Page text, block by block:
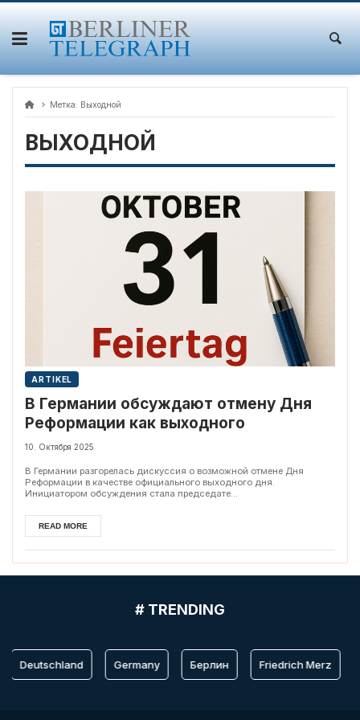
Skip
content
Метка: Выходной
ВЫХОДНОЙ
ARTIKEL
В Германии обсуждают отмену Дня
Реформации как выходного
10. Октября 2025
В Германии разгорелась дискуссия о возможной отмене Дня
Реформации в качестве официального выходного дня.
Инициатором обсуждения стала председате...
READ MORE
# TRENDING
Deutschland Germany Берлин Friedrich Merz